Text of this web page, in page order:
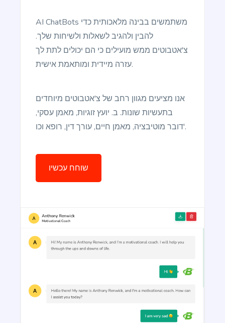
Paragraph Writer
Perfectly structured paragraphs that are easy to
read and packed with persuasive words.
Facebook ad copies that make your ads truly stand
out.
AI ChatBots משתמשים בבינה מלאכותית כדי
להבין ולהגיב לשאלות ולשיחות שלך.
צ'אטבוטים ממש מועילים כי הם יכולים לתת לך
עזרה מיידית ומותאמת אישית.
אנו מציעים מגוון רחב של צ'אטבוטים מיוחדים
בתעשיות שונות. ב. יועץ זוגיות, מאמן עסקי,
דובר מוטיבציה, מאמן חיים, עורך דין, רופא וכו'.
שוחח עכשיו